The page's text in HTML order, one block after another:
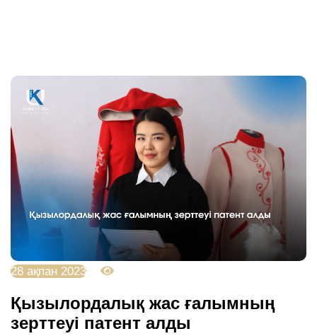
28 ақпан 2023
Қызылордалық жас ғалымның
зерттеуі патент алды